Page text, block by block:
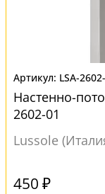
LSA-
Настенно-
2602-01
Lussole
450 ₽